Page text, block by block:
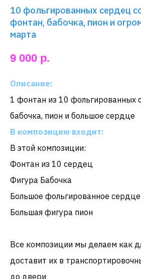
10 фольгированных сердец
фонтан, бабочка, пион и
марта
9 000 р.
Описание:
1 фонтан из 10 фольгированных
бабочка, пион и большое сердце
В композицию входит:
В этой композиции:
Фонтан из 10 сердец
Фигура Бабочка
Большое фольгированное
Большая фигура пион
Все композиции мы делаем как
доставит их в
до двери